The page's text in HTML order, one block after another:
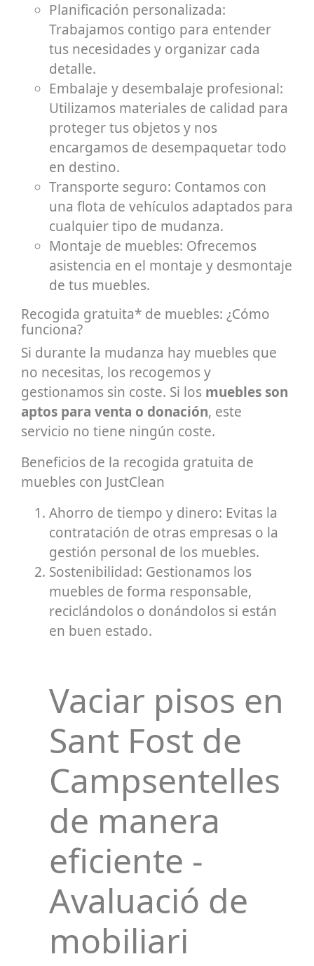
Planificación personalizada:
Trabajamos contigo para entender
tus necesidades y organizar cada
detalle.
Embalaje y desembalaje profesional:
Utilizamos materiales de calidad para
proteger tus objetos y nos
encargamos de desempaquetar todo
en destino.
Transporte seguro: Contamos con
una flota de vehículos adaptados para
cualquier tipo de mudanza.
Montaje de muebles: Ofrecemos
asistencia en el montaje y desmontaje
de tus muebles.
Recogida gratuita* de muebles: ¿Cómo
funciona?
Si durante la mudanza hay muebles que
no necesitas, los recogemos y
gestionamos sin coste. Si los muebles son
aptos para venta o donación, este
servicio no tiene ningún coste.
Beneficios de la recogida gratuita de
muebles con JustClean
Ahorro de tiempo y dinero: Evitas la
contratación de otras empresas o la
gestión personal de los muebles.
Sostenibilidad: Gestionamos los
muebles de forma responsable,
reciclándolos o donándolos si están
en buen estado.
Vaciar pisos en
Sant Fost de
Campsentelles
de manera
eficiente -
Avaluació de
mobiliari